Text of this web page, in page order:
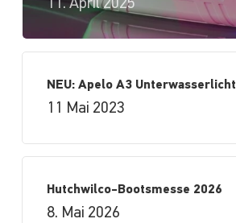
11. April 2025
NEU: Apelo A3 Unterwasserlicht
11 Mai 2023
Hutchwilco-Bootsmesse 2026
8. Mai 2026